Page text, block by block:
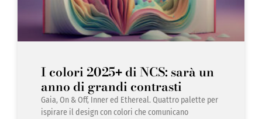
I colori 2025+ di NCS: sarà un
anno di grandi contrasti
Gaia, On & Off, Inner ed Ethereal. Quattro palette per
ispirare il design con colori che comunicano